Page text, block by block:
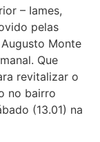
– Iames,
pelas
Monte
Que
revitalizar o
no bairro
(13.01) na